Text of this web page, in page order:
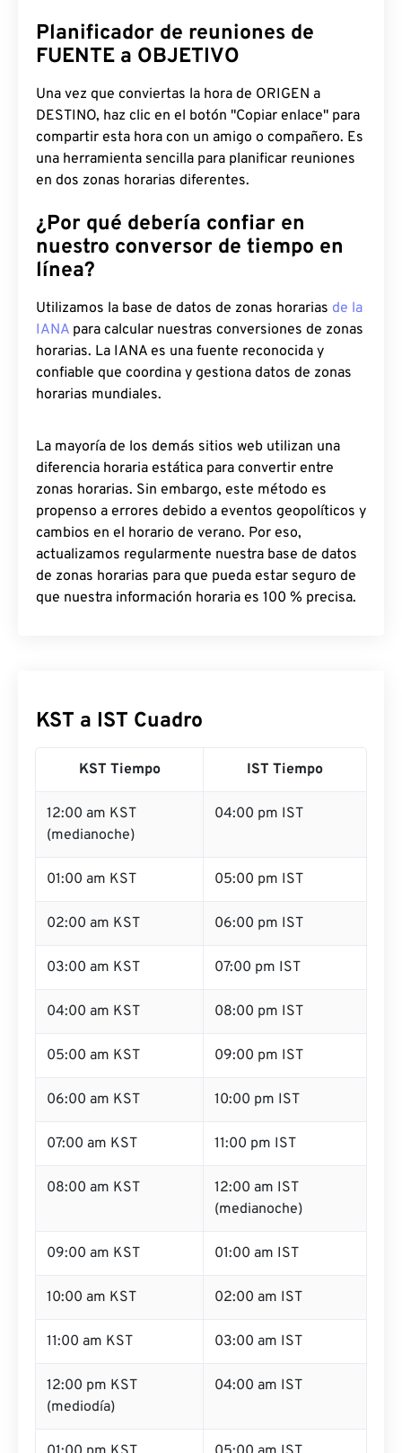
Planificador de reuniones de
FUENTE a OBJETIVO
Una vez que conviertas la hora de ORIGEN a
DESTINO, haz clic en el botón "Copiar enlace" para
compartir esta hora con un amigo o compañero. Es
una herramienta sencilla para planificar reuniones
en dos zonas horarias diferentes.
¿Por qué debería confiar en
nuestro conversor de tiempo en
línea?
Utilizamos la base de datos de zonas horarias de la
IANA para calcular nuestras conversiones de zonas
horarias. La IANA es una fuente reconocida y
confiable que coordina y gestiona datos de zonas
horarias mundiales.
La mayoría de los demás sitios web utilizan una
diferencia horaria estática para convertir entre
zonas horarias. Sin embargo, este método es
propenso a errores debido a eventos geopolíticos y
cambios en el horario de verano. Por eso,
actualizamos regularmente nuestra base de datos
de zonas horarias para que pueda estar seguro de
que nuestra información horaria es 100 % precisa.
KST a IST Cuadro
KST Tiempo IST Tiempo
12:00 am KST
(medianoche)
04:00 pm IST
01:00 am KST 05:00 pm IST
02:00 am KST 06:00 pm IST
03:00 am KST 07:00 pm IST
04:00 am KST 08:00 pm IST
05:00 am KST 09:00 pm IST
06:00 am KST 10:00 pm IST
07:00 am KST 11:00 pm IST
08:00 am KST
12:00 am IST
(medianoche)
09:00 am KST 01:00 am IST
10:00 am KST 02:00 am IST
11:00 am KST 03:00 am IST
12:00 pm KST
(mediodía)
04:00 am IST